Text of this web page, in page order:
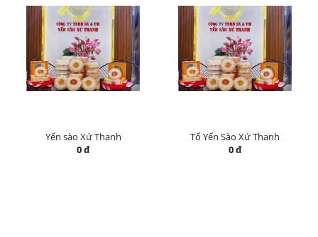
Yến sào Xứ Thanh
0 đ
Tổ Yến Sào Xứ Thanh
0 đ